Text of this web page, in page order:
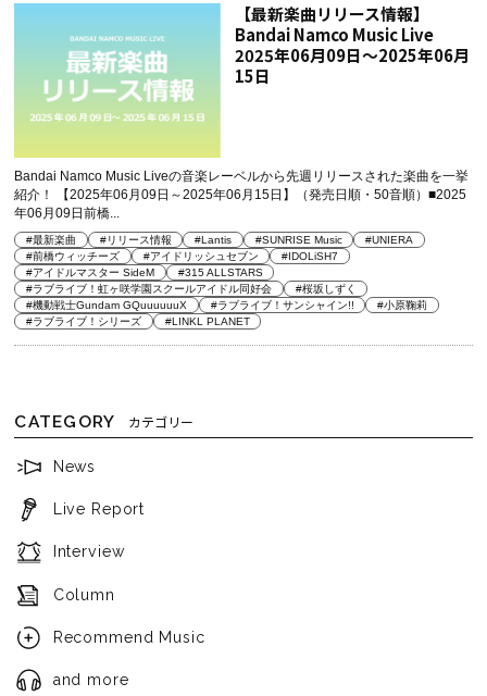
【最新楽曲リリース情報】
Bandai Namco Music Live
2025年06月09日～2025年06月
15日
Bandai Namco Music Liveの音楽レーベルから先週リリースされた楽曲を一挙
紹介！ 【2025年06月09日～2025年06月15日】（発売日順・50音順）■2025
年06月09日前橋...
#最新楽曲 #リリース情報 #Lantis #SUNRISE Music
#UNIERA
#前橋ウィッチーズ
#アイドリッシュセブン
#IDOLiSH7
#アイドルマスター SideM
#315 ALLSTARS
#ラブライブ！虹ヶ咲学園スクールアイドル同好会
#桜坂しずく
#機動戦士Gundam GQuuuuuuX
#ラブライブ！サンシャイン!!
#小原鞠莉
#ラブライブ！シリーズ
#LINKL PLANET
CATEGORY カテゴリー
News
Live Report
Interview
Column
Recommend Music
and more